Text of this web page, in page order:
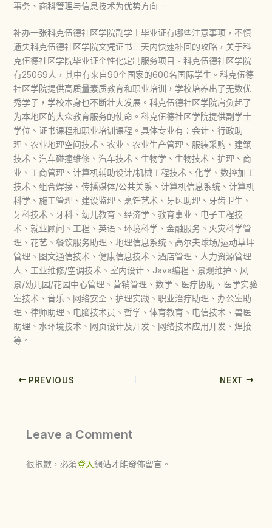
事务、商科管理与信息技术为优势方向。
补办一张科克伍德社区学院副学士毕业证有哪些注意事项，不慎
遗失科克伍德社区学院文凭证书三天内快速补回的攻略，关于科
克伍德社区学院毕业证个性化定制服务项目。科克伍德社区学院
有25069人，其中有来自90个国家的600名国际学生。科克伍德
社区学院提供高质量素质教育和职业培训，学校培养出了无数优
秀学子，学校本身也不断壮大发展。科克伍德社区学院肩负起了
为本地区的大众教育服务的使命。科克伍德社区学院提供副学士
学位、证书课程和职业培训课程。具体专业有：会计、行政助
理、农业地理空间技术、农业、农业生产管理、服装采购、建筑
技术、汽车碰撞维修、汽车技术、生物学、生物技术、护理、商
业、工商管理、计算机辅助设计/机械工程技术、化学、数控加工
技术、组合焊接、传播媒体/公共关系、计算机信息系统、计算机
科学、施工管理、建设监理、烹饪艺术、牙医助理、牙齿卫生、
牙科技术、牙科、幼儿教育、经济学、教育事业、电子工程技
术、就业顾问、工程、英语、环境科学、金融服务、火灾科学管
理、花艺、餐饮服务助理、地理信息系统、高尔夫球场/运动草坪
管理、图文通信技术、健康信息技术、酒店管理、人力资源管理
人、工业维修/空调技术、室内设计、Java编程、景观维护、风
景/幼儿园/花园中心管理、营销管理、数学、医疗协助、医学实验
室技术、音乐、网络安全、护理实践、职业治疗助理、办公室助
理、律师助理、电脑技术员、哲学、体育教育、电信技术、兽医
助理、水环境技术、网页设计及开发、网络技术应用开发、焊接
等。
PREVIOUS NEXT
Leave a Comment
很抱歉，必須登入網站才能發佈留言。